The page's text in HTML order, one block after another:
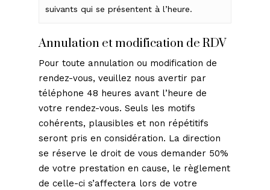
suivants qui se présentent à l’heure.
Annulation et modification de RDV
Pour toute annulation ou modification de
rendez-vous, veuillez nous avertir par
téléphone 48 heures avant l’heure de
votre rendez-vous. Seuls les motifs
cohérents, plausibles et non répétitifs
seront pris en considération. La direction
se réserve le droit de vous demander 50%
de votre prestation en cause, le règlement
de celle-ci s’affectera lors de votre